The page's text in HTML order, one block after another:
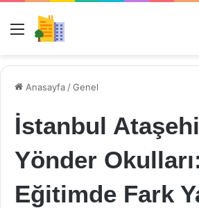
Menü
Anasayfa /Genel
İstanbul
Yönder
Eğitimde Fark